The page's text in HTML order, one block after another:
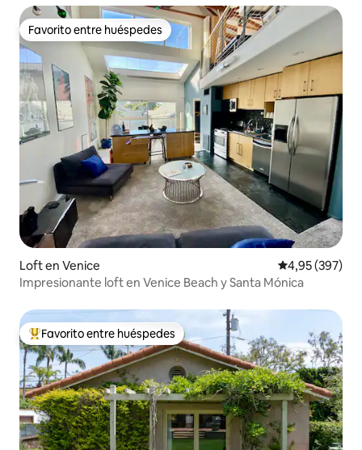
Favorito entre huéspedes
Favorito entre huéspedes
Loft en Venice Calificación
4,95 (397)
Impresionante loft en Venice Beach y Santa Mónica
Favorito entre los huéspedes más destacados
Favorito entre huéspedes